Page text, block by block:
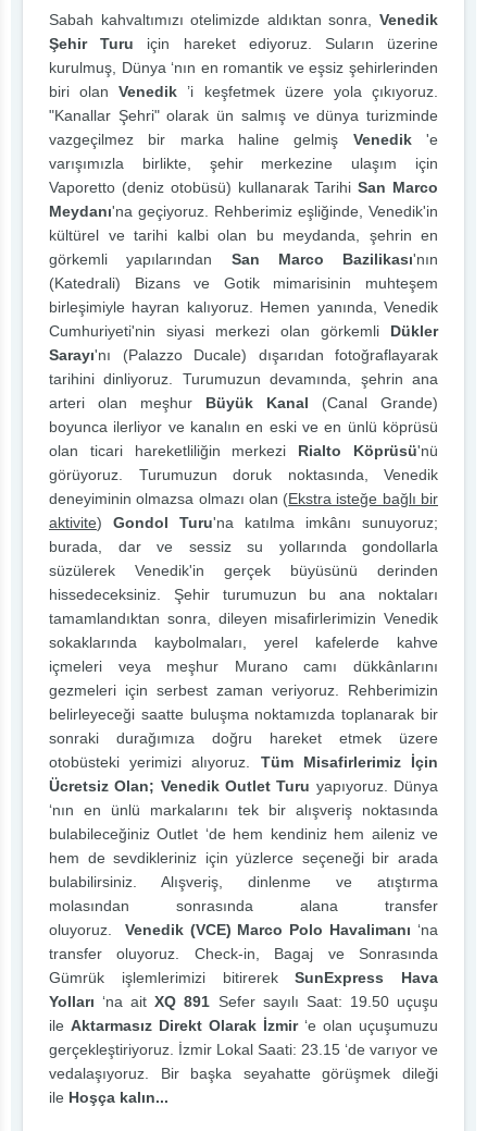
Sabah kahvaltımızı otelimizde aldıktan sonra, Venedik
Şehir Turu için hareket ediyoruz. Suların üzerine
kurulmuş, Dünya ‘nın en romantik ve eşsiz şehirlerinden
biri olanVenedik ’i keşfetmek üzere yola çıkıyoruz.
"Kanallar Şehri" olarak ün salmış ve dünya turizminde
vazgeçilmez bir marka haline gelmiş Venedik'e
varışımızla birlikte, şehir merkezine ulaşım için
Vaporetto (deniz otobüsü) kullanarak TarihiSan Marco
Meydanı'na geçiyoruz. Rehberimiz eşliğinde, Venedik'in
kültürel ve tarihi kalbi olan bu meydanda, şehrin en
görkemli yapılarından San Marco Bazilikası'nın
(Katedrali) Bizans ve Gotik mimarisinin muhteşem
birleşimiyle hayran kalıyoruz. Hemen yanında, Venedik
Cumhuriyeti'nin siyasi merkezi olan görkemli Dükler
Sarayı'nı (Palazzo Ducale) dışarıdan fotoğraflayarak
tarihini dinliyoruz. Turumuzun devamında, şehrin ana
arteri olan meşhur Büyük Kanal (Canal Grande)
boyunca ilerliyor ve kanalın en eski ve en ünlü köprüsü
olan ticari hareketliliğin merkezi Rialto Köprüsü'nü
görüyoruz. Turumuzun doruk noktasında, Venedik
deneyiminin olmazsa olmazı olan (Ekstra isteğe bağlı bir
aktivite) Gondol Turu'na katılma imkânı sunuyoruz;
burada, dar ve sessiz su yollarında gondollarla
süzülerek Venedik'in gerçek büyüsünü derinden
hissedeceksiniz. Şehir turumuzun bu ana noktaları
tamamlandıktan sonra, dileyen misafirlerimizin Venedik
sokaklarında kaybolmaları, yerel kafelerde kahve
içmeleri veya meşhur Murano camı dükkânlarını
gezmeleri için serbest zaman veriyoruz. Rehberimizin
belirleyeceği saatte buluşma noktamızda toplanarak bir
sonraki durağımıza doğru hareket etmek üzere
otobüsteki yerimizi alıyoruz. Tüm Misafirlerimiz İçin
Ücretsiz Olan; Venedik Outlet Turu yapıyoruz. Dünya
‘nın en ünlü markalarını tek bir alışveriş noktasında
bulabileceğiniz Outlet ‘de hem kendiniz hem aileniz ve
hem de sevdikleriniz için yüzlerce seçeneği bir arada
bulabilirsiniz. Alışveriş, dinlenme ve atıştırma
molasından sonrasında alana transfer
oluyoruz. Venedik (VCE) Marco Polo Havalimanı ‘na
transfer oluyoruz. Check-in, Bagaj ve Sonrasında
Gümrük işlemlerimizi bitirerekSunExpress Hava
Yolları ‘na aitXQ 891 Sefer sayılı Saat: 19.50 uçuşu
ile Aktarmasız Direkt Olarak İzmir‘e olan uçuşumuzu
gerçekleştiriyoruz. İzmir Lokal Saati: 23.15 ‘de varıyor ve
vedalaşıyoruz. Bir başka seyahatte görüşmek dileği
ile Hoşça kalın...